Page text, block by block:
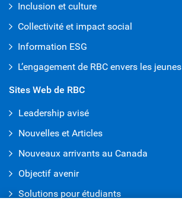
Inclusion et culture
Collectivité et impact social
Information ESG
L’engagement de RBC envers les jeunes
Sites Web de RBC
Leadership avisé
Nouvelles et Articles
Nouveaux arrivants au Canada
Objectif avenir
Solutions pour étudiants